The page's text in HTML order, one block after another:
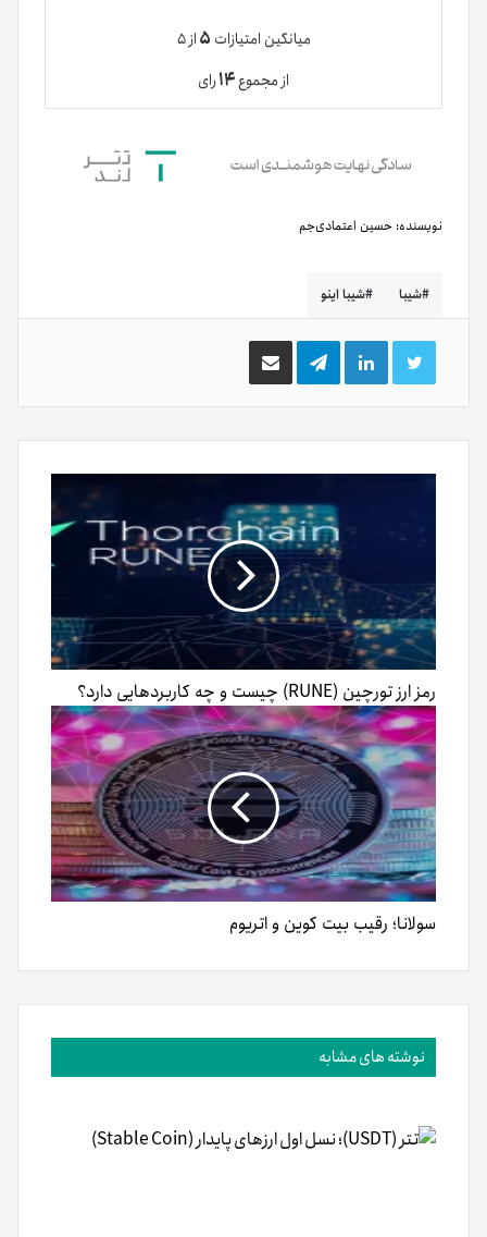
میانگین امتیازات ۵از ۵
از مجموع۱۴رای
نویسنده: حسین اعتمادی‌جم
شیبا شیبا اینو
توییتر لینکدینتلگرام اشتراک
گذاری
ایمیل
رمز ارز تورچین (RUNE) چیست و چه کاربردهایی دارد؟
سولانا؛ رقیب بیت کوین و اتریوم
نوشته های مشابه